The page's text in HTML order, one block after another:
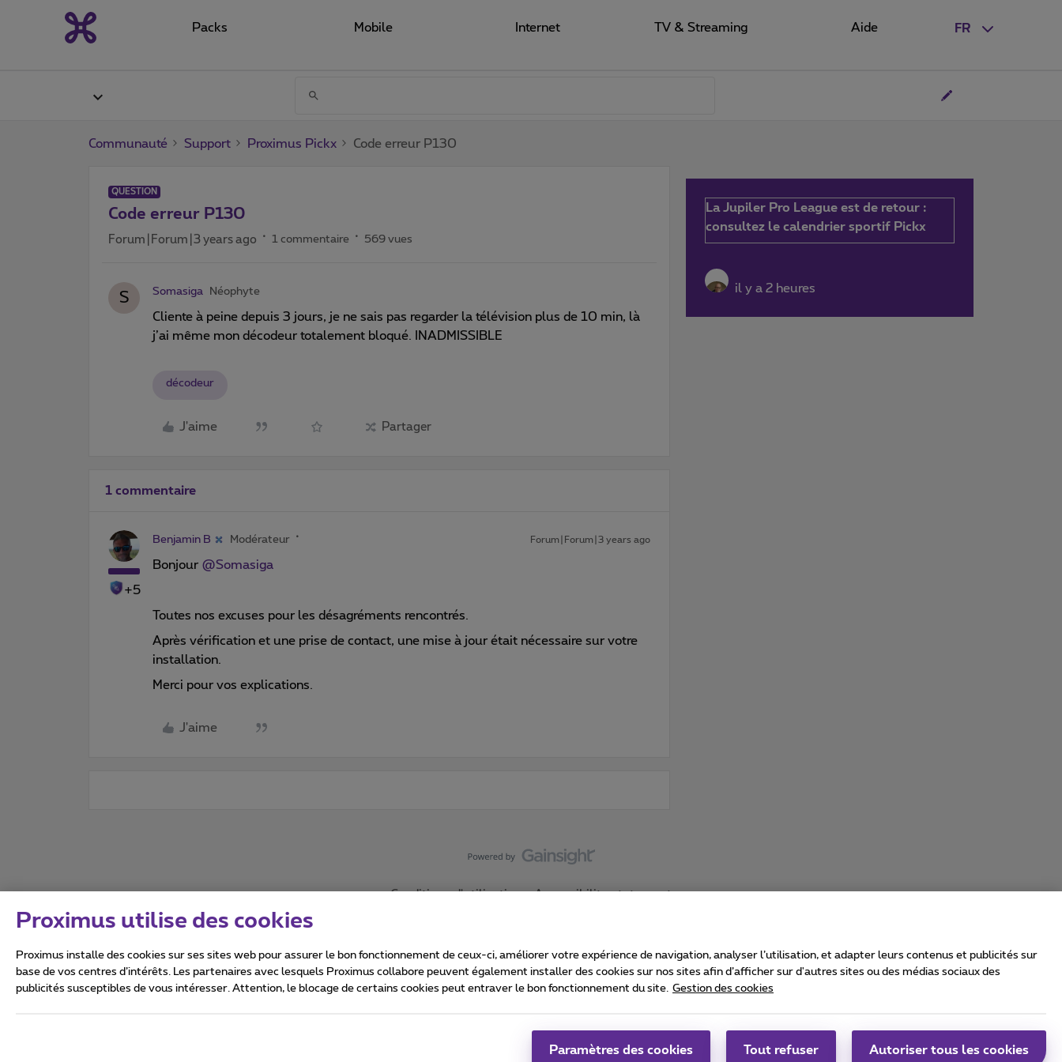
FR
Packs Mobile Internet TV & Streaming Aide
Communauté Support Proximus Pickx Code erreur P130
QUESTION
Code erreur P130
Forum|Forum|3 years ago 1 commentaire 569 vues
S Somasiga Néophyte
Cliente à peine depuis 3 jours, je ne sais pas regarder la télévision plus de 10 min, là
j’ai même mon décodeur totalement bloqué. INADMISSIBLE
décodeur
J'aime Partager
1 commentaire
+5
Benjamin B Modérateur Forum|Forum|3 years ago
Bonjour @Somasiga
Toutes nos excuses pour les désagréments rencontrés.
Après vérification et une prise de contact, une mise à jour était nécessaire sur votre
installation.
Merci pour vos explications.
J'aime
La Jupiler Pro League est de retour :
consultez le calendrier sportif Pickx
il y a 2 heures
Conditions d'utilisation Accessibility statement
Tous droits réservés. ©2026Proximus
Carrier & Wholesale Solutions
Proximus Group
|
Proximus utilise des cookies
Proximus installe des cookies sur ses sites web pour assurer le bon fonctionnement de ceux-ci, améliorer votre expérience de navigation, analyser l’utilisation, et adapter leurs contenus et publicités sur
base de vos centres d’intérêts. Les partenaires avec lesquels Proximus collabore peuvent également installer des cookies sur nos sites afin d’afficher sur d'autres sites ou des médias sociaux des
publicités susceptibles de vous intéresser. Attention, le blocage de certains cookies peut entraver le bon fonctionnement du site. Gestion des cookies
Paramètres des cookies Tout refuser Autoriser tous les cookies